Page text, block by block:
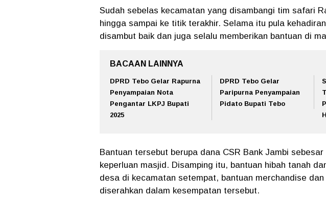
Sudah sebelas kecamatan yang disambangi tim safari
hingga sampai ke titik terakhir. Selama itu pula
disambut baik dan juga selalu memberikan bantuan di
BACAAN LAINNYA
DPRD Tebo Gelar Rapurna
Penyampaian Nota
Pengantar LKPJ Bupati
2025
DPRD Tebo Gelar
Paripurna Penyampaian
Pidato Bupati Tebo
Bantuan tersebut berupa dana CSR Bank Jambi
keperluan masjid. Disamping itu, bantuan hibah tanah
desa di kecamatan setempat, bantuan merchandise
diserahkan dalam kesempatan tersebut.